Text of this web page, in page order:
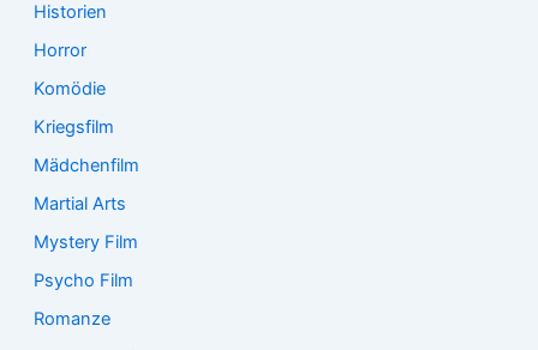
Historien
Horror
Komödie
Kriegsfilm
Mädchenfilm
Martial Arts
Mystery Film
Psycho Film
Romanze